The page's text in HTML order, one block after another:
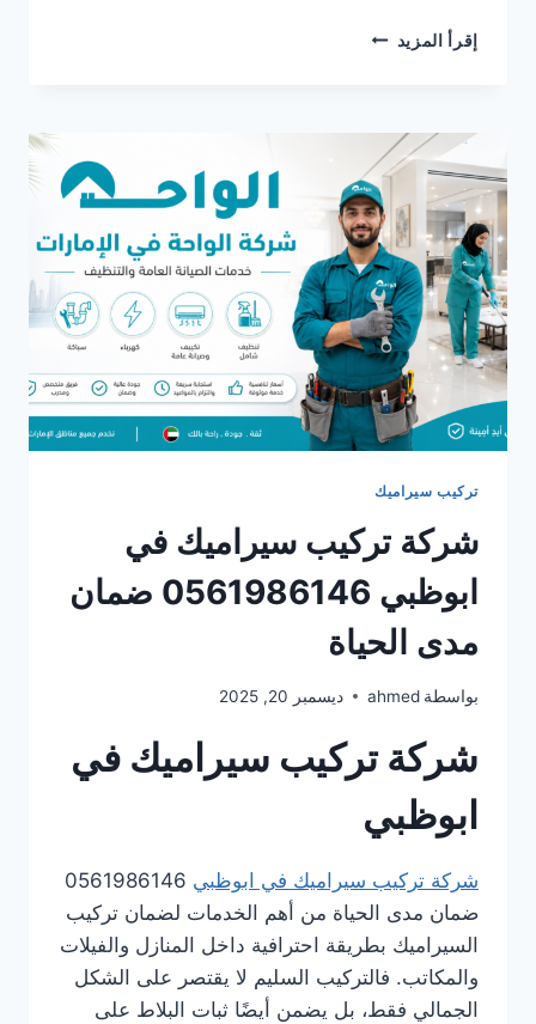
إقرأ المزيد شركة
ابوظبي
0561986146
تركيب سيراميك
شركة تركيب سيراميك في
ابوظبي 0561986146 ضمان
مدى الحياة
بواسطة ahmed ديسمبر 20, 2025
شركة تركيب سيراميك في
ابوظبي
شركة تركيب سيراميك في ابوظبي 0561986146
ضمان مدى الحياة من أهم الخدمات لضمان تركيب
السيراميك بطريقة احترافية داخل المنازل والفيلات
والمكاتب. فالتركيب السليم لا يقتصر على الشكل
الجمالي فقط، بل يضمن أيضًا ثبات البلاط على